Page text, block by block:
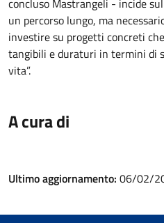
concluso Mastrangeli - incide
un percorso lungo, ma
investire su progetti concreti
tangibili e duraturi in termini di
vita”.
A cura di
Ultimo aggiornamento: 06/02/